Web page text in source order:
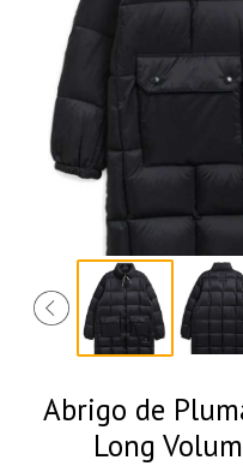
Abrigo de
Long